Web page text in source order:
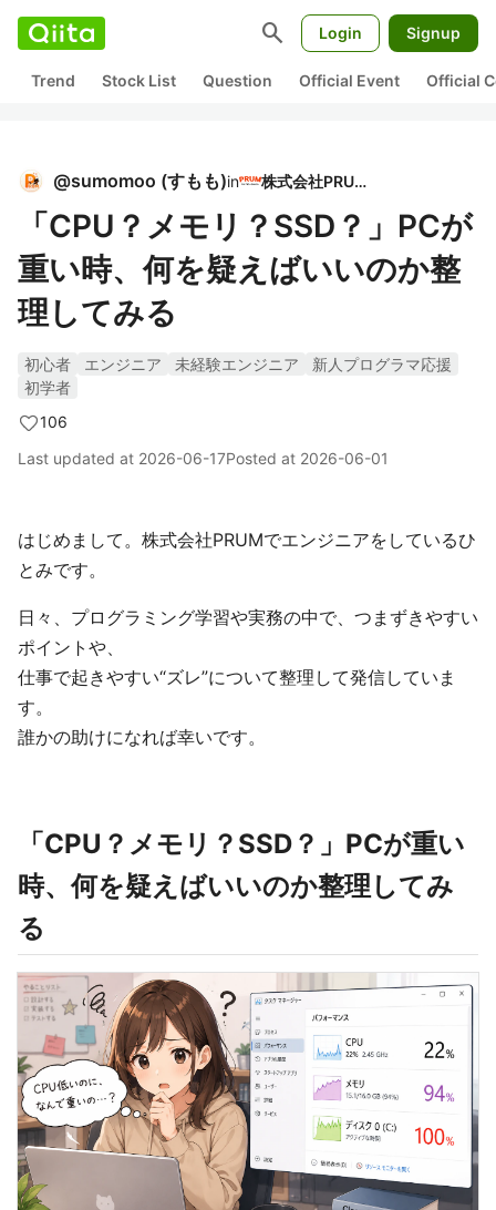
search Login Signup
Trend Stock List Question Official Event Official
@sumomoo (すもも)in 株式会社PRUM
「CPU？メモリ？SSD？」PCが
重い時、何を疑えばいいのか整
理してみる
初心者 エンジニア 未経験エンジニア
新人プログラマ応援
初学者
106
Last updated at 2026-06-17Posted at 2026-06-01
はじめまして。株式会社PRUMでエンジニアをしているひ
とみです。
日々、プログラミング学習や実務の中で、つまずきやすい
ポイントや、
仕事で起きやすい“ズレ”について整理して発信していま
す。
誰かの助けになれば幸いです。
「CPU？メモリ？SSD？」PCが重い
時、何を疑えばいいのか整理してみ
る